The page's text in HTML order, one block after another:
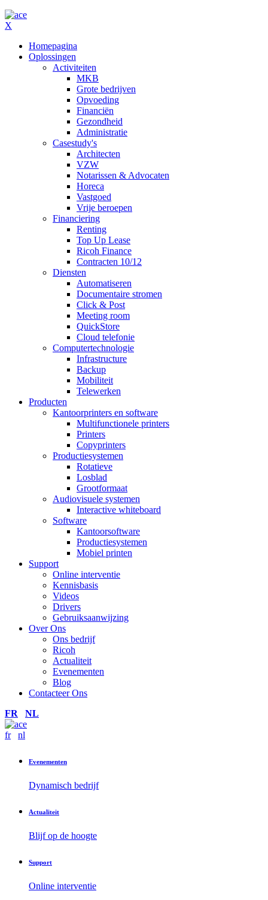
X
Homepagina
Oplossingen
Activiteiten
MKB
Grote bedrijven
Opvoeding
Financiën
Gezondheid
Administratie
Casestudy's
Architecten
VZW
Notarissen & Advocaten
Horeca
Vastgoed
Vrije beroepen
Financiering
Renting
Top Up Lease
Ricoh Finance
Contracten 10/12
Diensten
Automatiseren
Documentaire stromen
Click & Post
Meeting room
QuickStore
Cloud telefonie
Computertechnologie
Infrastructure
Backup
Mobiliteit
Telewerken
Producten
Kantoorprinters en software
Multifunctionele printers
Printers
Copyprinters
Productiesystemen
Rotatieve
Losblad
Grootformaat
Audiovisuele systemen
Interactive whiteboard
Software
Kantoorsoftware
Productiesystemen
Mobiel printen
Support
Online interventie
Kennisbasis
Videos
Drivers
Gebruiksaanwijzing
Over Ons
Ons bedrijf
Ricoh
Actualiteit
Evenementen
Blog
Contacteer Ons
FR
NL
fr nl
Evenementen
Dynamisch bedrijf
Actualiteit
Blijf op de hoogte
Support
Online interventie